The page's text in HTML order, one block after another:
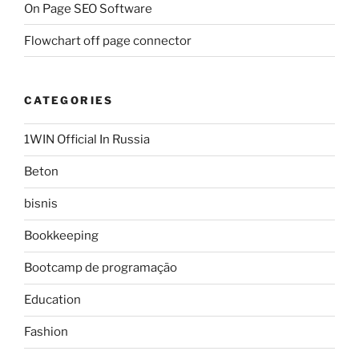
On Page SEO Software
Flowchart off page connector
CATEGORIES
1WIN Official In Russia
Beton
bisnis
Bookkeeping
Bootcamp de programação
Education
Fashion